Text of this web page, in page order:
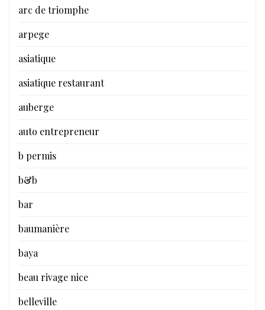
arc de triomphe
arpege
asiatique
asiatique restaurant
auberge
auto entrepreneur
b permis
b&b
bar
baumanière
baya
beau rivage nice
belleville